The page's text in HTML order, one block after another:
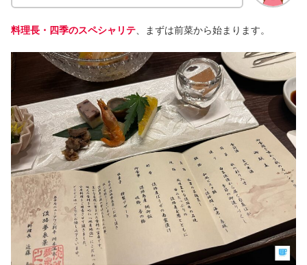
料理長・四季のスペシャリテ 、まずは前菜から始まります。